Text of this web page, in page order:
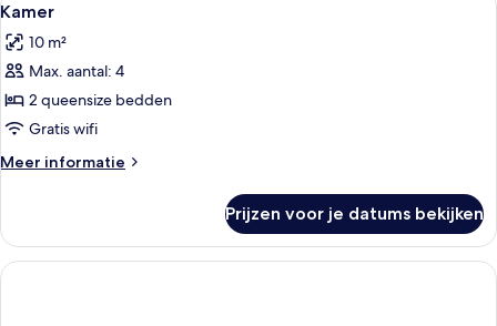
foto's
voor
Kamer
laden
4
Kamer
10 m²
Max. aantal: 4
2 queensize bedden
Gratis wifi
Meer informatie
Meer
Prijzen voor je datums bekijken